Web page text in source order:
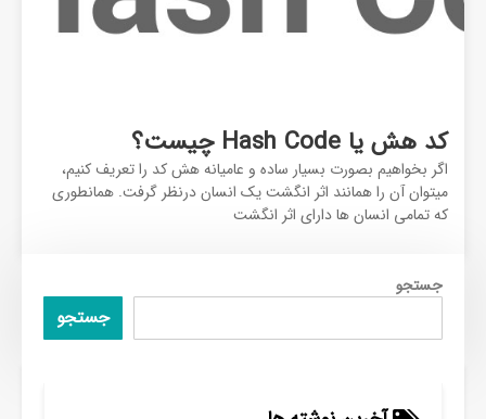
کد هش یا Hash Code چیست؟
اگر بخواهیم بصورت بسیار ساده و عامیانه هش کد را تعریف کنیم،
میتوان آن را همانند اثر انگشت یک انسان درنظر گرفت. همانطوری
که تمامی انسان ها دارای اثر انگشت
جستجو
جستجو